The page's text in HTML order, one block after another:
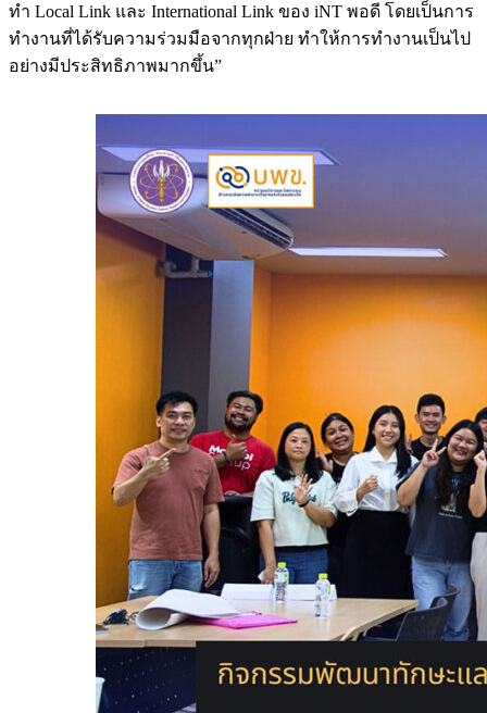
ทำ Local Link และ International Link ของ iNT พอดี โดยเป็นการ
ทำงานที่ได้รับความร่วมมือจากทุกฝ่าย ทำให้การทำงานเป็นไป
อย่างมีประสิทธิภาพมากขึ้น”